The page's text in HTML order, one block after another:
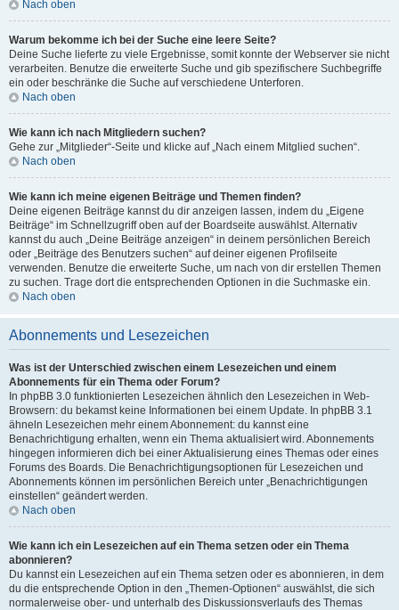
Nach oben
Warum bekomme ich bei der Suche eine leere Seite?
Deine Suche lieferte zu viele Ergebnisse, somit konnte der Webserver sie nicht
verarbeiten. Benutze die erweiterte Suche und gib spezifischere Suchbegriffe
ein oder beschränke die Suche auf verschiedene Unterforen.
Nach oben
Wie kann ich nach Mitgliedern suchen?
Gehe zur „Mitglieder“-Seite und klicke auf „Nach einem Mitglied suchen“.
Nach oben
Wie kann ich meine eigenen Beiträge und Themen finden?
Deine eigenen Beiträge kannst du dir anzeigen lassen, indem du „Eigene
Beiträge“ im Schnellzugriff oben auf der Boardseite auswählst. Alternativ
kannst du auch „Deine Beiträge anzeigen“ in deinem persönlichen Bereich
oder „Beiträge des Benutzers suchen“ auf deiner eigenen Profilseite
verwenden. Benutze die erweiterte Suche, um nach von dir erstellen Themen
zu suchen. Trage dort die entsprechenden Optionen in die Suchmaske ein.
Nach oben
Abonnements und Lesezeichen
Was ist der Unterschied zwischen einem Lesezeichen und einem
Abonnements für ein Thema oder Forum?
In phpBB 3.0 funktionierten Lesezeichen ähnlich den Lesezeichen in Web-
Browsern: du bekamst keine Informationen bei einem Update. In phpBB 3.1
ähneln Lesezeichen mehr einem Abonnement: du kannst eine
Benachrichtigung erhalten, wenn ein Thema aktualisiert wird. Abonnements
hingegen informieren dich bei einer Aktualisierung eines Themas oder eines
Forums des Boards. Die Benachrichtigungsoptionen für Lesezeichen und
Abonnements können im persönlichen Bereich unter „Benachrichtigungen
einstellen“ geändert werden.
Nach oben
Wie kann ich ein Lesezeichen auf ein Thema setzen oder ein Thema
abonnieren?
Du kannst ein Lesezeichen auf ein Thema setzen oder es abonnieren, in dem
du die entsprechende Option in den „Themen-Optionen“ auswählst, die sich
normalerweise ober- und unterhalb des Diskussionsverlaufs des Themas